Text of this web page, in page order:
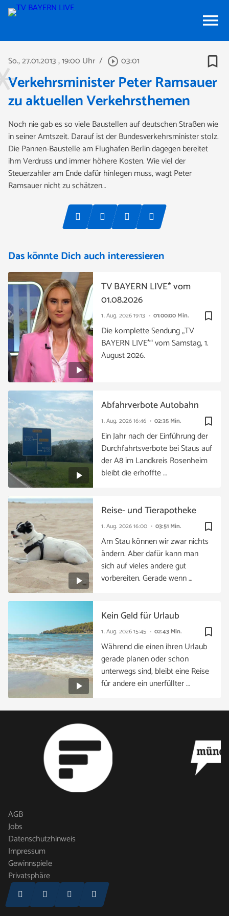
menu
So., 27.01.2013, 19:00 Uhr / play_circle_outline 03:01 bookmark_border
Verkehrsminister Peter Ramsauer
zu aktuellen Verkehrsthemen
Noch nie gab es so viele Baustellen auf deutschen Straßen wie
in seiner Amtszeit. Darauf ist der Bundesverkehrsminister stolz.
Die Pannen-Baustelle am Flughafen Berlin dagegen bereitet
ihm Verdruss und immer höhere Kosten. Wie viel der
Steuerzahler am Ende dafür hinlegen muss, wagt Peter
Ramsauer nicht zu schätzen…
Das könnte Dich auch interessieren
bookmark_border
1. Aug. 202619:13 01:00:00 Min.
TV BAYERN LIVE* vom
01.08.2026
Die komplette Sendung „TV
BAYERN LIVE*“ vom Samstag, 1.
August 2026.
bookmark_border
1. Aug. 202616:46 02:35 Min.
Abfahrverbote Autobahn
Ein Jahr nach der Einführung der
Durchfahrtsverbote bei Staus auf
der A8 im Landkreis Rosenheim
bleibt die erhoffte …
bookmark_border
1. Aug. 202616:00 03:51 Min.
Reise- und Tierapotheke
Am Stau können wir zwar nichts
ändern. Aber dafür kann man
sich auf vieles andere gut
vorbereiten. Gerade wenn …
bookmark_border
1. Aug. 202615:45 02:43 Min.
Kein Geld für Urlaub
Während die einen ihren Urlaub
gerade planen oder schon
unterwegs sind, bleibt eine Reise
für andere ein unerfüllter …
AGB
Jobs
Datenschutzhinweis
Impressum
Gewinnspiele
Privatsphäre